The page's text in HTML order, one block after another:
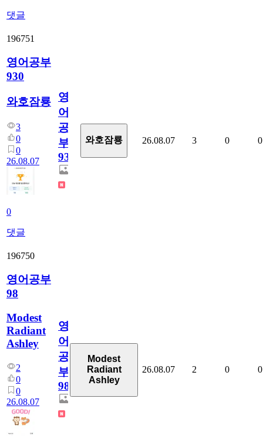
댓글
196751
영어공부
930
와호잠룡
3
0
0
26.08.07
0
댓글
영
어
공
부
930
와호잠룡 26.08.07 3 0 0
196750
영어공부
98
Modest
Radiant
Ashley
2
0
0
26.08.07
영
어
공
부
98
Modest
Radiant
Ashley
26.08.07 2 0 0